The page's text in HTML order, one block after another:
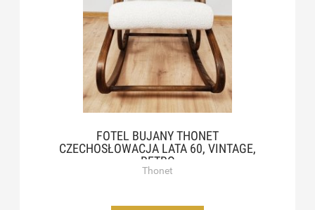
FOTEL BUJANY THONET
CZECHOSŁOWACJA LATA 60, VINTAGE,
RETRO
Thonet